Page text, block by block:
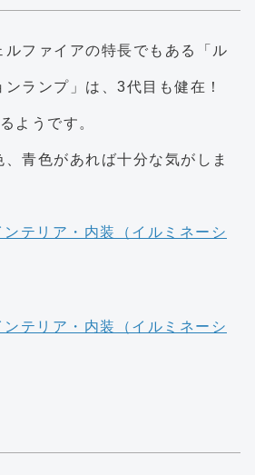
ルファイアの特長でもある「ル
ランプ」は、3代目も健在！
ようです。
青色があれば十分な気がしま